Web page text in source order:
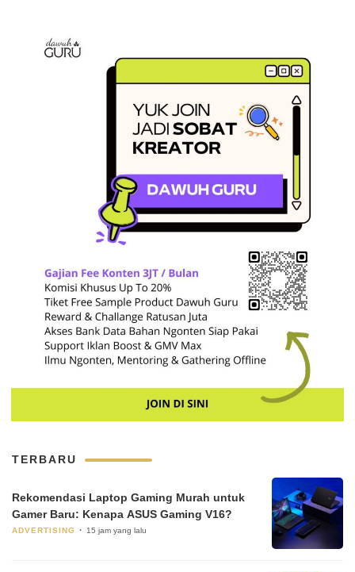
TERBARU
Rekomendasi Laptop Gaming Murah untuk
Gamer Baru: Kenapa ASUS Gaming V16?
ADVERTISING 15 jam yang lalu